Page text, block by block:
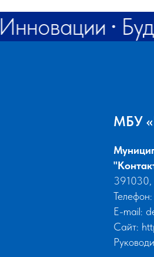
Инновации
МБУ
391030,
E-mail:
Сайт: